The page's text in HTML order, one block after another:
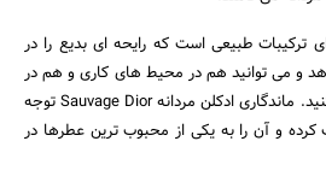
جستجو
ترکیبات طبیعی است که رایحه ای بدیع را در
و می توانید هم در محیط های کاری و هم در
مجالس رسمی از آن استفاده کنید. ماندگاری ادکلن مردانه Sauvage Dior توجه
کرده و آن را به یکی از محبوب ترین عطرها در